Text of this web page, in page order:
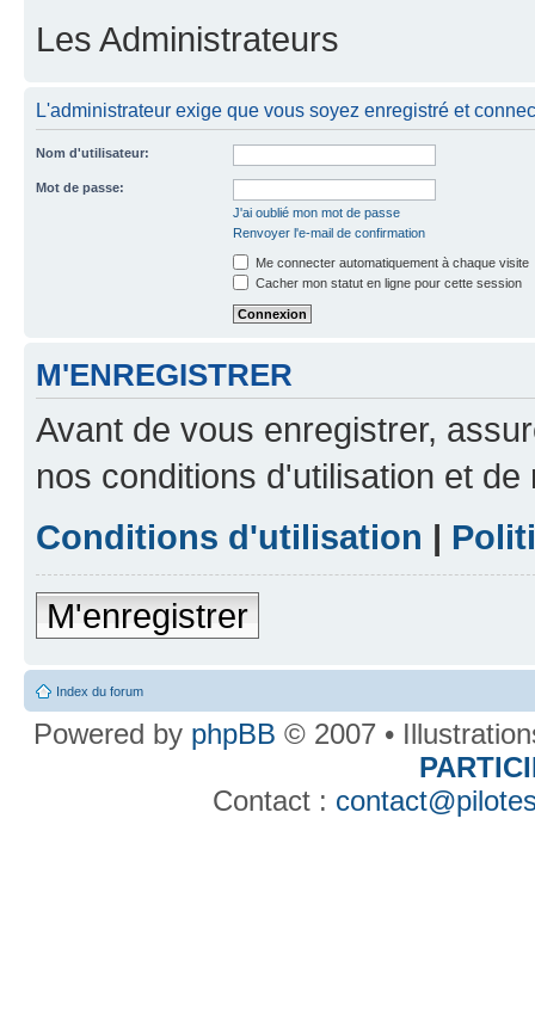
Les Administrateurs
L'administrateur exige que vous soyez enregistré et
Nom d'utilisateur:
Mot de passe:
J'ai oublié mon mot de passe
Renvoyer l'e-mail de confirmation
Me connecter automatiquement à chaque visite
Cacher mon statut en ligne pour cette session
M'ENREGISTRER
Avant de vous enregistrer,
nos conditions d'utilisation et
Conditions d'utilisation |
M'enregistrer
Index du forum
Powered by phpBB © 2007 •
Contact :